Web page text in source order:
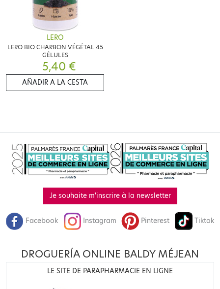
LERO
LERO BIO CHARBON VÉGÉTAL 45
GÉLULES
5,40 €
AÑADIR A LA CESTA
Je souhaite m'inscrire à la newsletter
Facebook Instagram Pinterest Tiktok
DROGUERÍA ONLINE BALDY MÉJEAN
LE SITE DE PARAPHARMACIE EN LIGNE